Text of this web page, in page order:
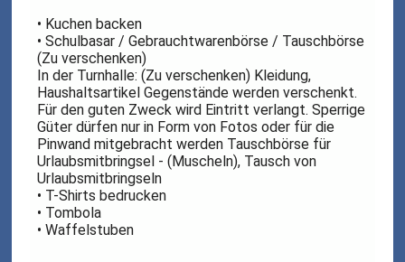
• Kuchen backen
• Schulbasar / Gebrauchtwarenbörse / Tauschbörse
(Zu verschenken)
In der Turnhalle: (Zu verschenken) Kleidung,
Haushaltsartikel Gegenstände werden verschenkt.
Für den guten Zweck wird Eintritt verlangt. Sperrige
Güter dürfen nur in Form von Fotos oder für die
Pinwand mitgebracht werden Tauschbörse für
Urlaubsmitbringsel - (Muscheln), Tausch von
Urlaubsmitbringseln
• T-Shirts bedrucken
• Tombola
• Waffelstuben